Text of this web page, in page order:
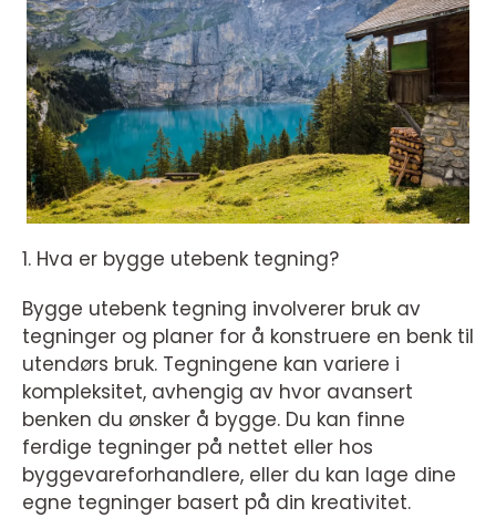
1. Hva er bygge utebenk tegning?
Bygge utebenk tegning involverer bruk av
tegninger og planer for å konstruere en benk til
utendørs bruk. Tegningene kan variere i
kompleksitet, avhengig av hvor avansert
benken du ønsker å bygge. Du kan finne
ferdige tegninger på nettet eller hos
byggevareforhandlere, eller du kan lage dine
egne tegninger basert på din kreativitet.